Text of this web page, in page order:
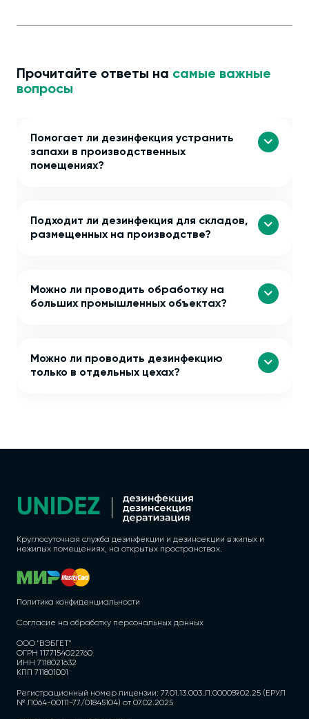
Прочитайте ответы на самые важные
вопросы
Помогает ли дезинфекция устранить
запахи в производственных
помещениях?
Подходит ли дезинфекция для складов,
размещенных на производстве?
Можно ли проводить обработку на
больших промышленных объектах?
Можно ли проводить дезинфекцию
только в отдельных цехах?
Круглосуточная служба дезинфекции и дезинсекции в жилых и
нежилых помещениях, на открытых пространствах.
Политика конфиденциальности
Согласие на обработку персональных данных
ООО "ВЭБГЕТ"
ОГРН 1177154022760
ИНН 7118021632
КПП 711801001
Регистрационный номер лицензии: 77.01.13.003.Л.000059.02.25 (ЕРУЛ
№ Л064-00111-77/01845104) от 07.02.2025